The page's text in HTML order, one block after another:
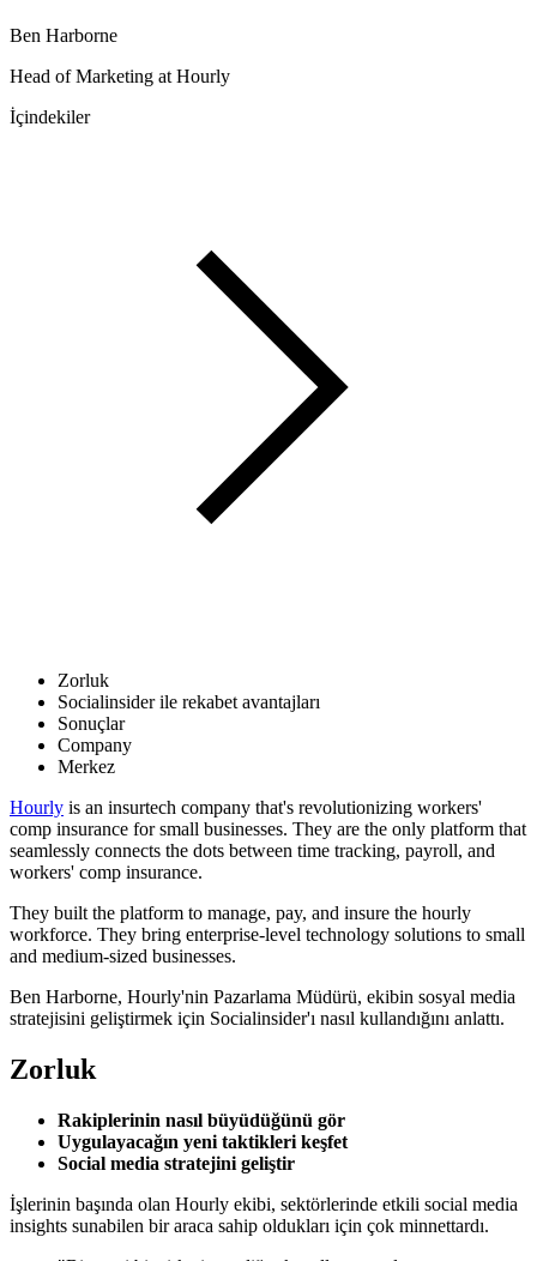
Ben Harborne
Head of Marketing at Hourly
İçindekiler
Zorluk
Socialinsider ile rekabet avantajları
Sonuçlar
Company
Merkez
Hourly is an insurtech company that's revolutionizing workers'
comp insurance for small businesses. They are the only platform that
seamlessly connects the dots between time tracking, payroll, and
workers' comp insurance.
They built the platform to manage, pay, and insure the hourly
workforce. They bring enterprise-level technology solutions to small
and medium-sized businesses.
Ben Harborne, Hourly'nin Pazarlama Müdürü, ekibin sosyal media
stratejisini geliştirmek için Socialinsider'ı nasıl kullandığını anlattı.
Zorluk
Rakiplerinin nasıl büyüdüğünü gör
Uygulayacağın yeni taktikleri keşfet
Social media stratejini geliştir
İşlerinin başında olan Hourly ekibi, sektörlerinde etkili social media
insights sunabilen bir araca sahip oldukları için çok minnettardı.